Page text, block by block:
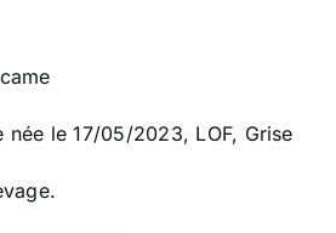
née le 17/05/2023, LOF, Grise